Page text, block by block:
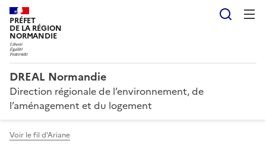
PRÉFET
DE LA RÉGION
NORMANDIE
DREAL Normandie
Direction régionale de l’environnement, de
l’aménagement et du logement
Voir le fil d'Ariane